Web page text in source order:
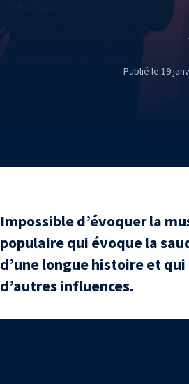
Publié le 19
Impossible d’évoquer la
populaire qui évoque la
d’une longue histoire et
d’autres influences.